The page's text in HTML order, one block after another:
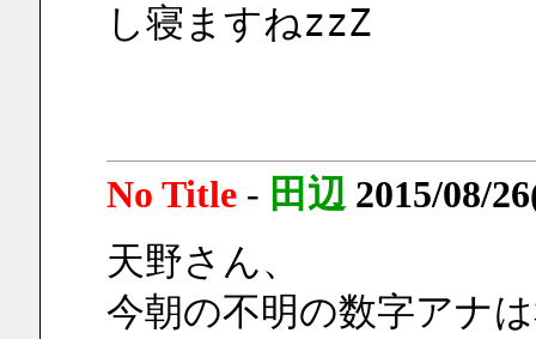
し寝ますねzzZ
No Title- 田辺 2015/08/
天野さん、
今朝の不明の数字アナ